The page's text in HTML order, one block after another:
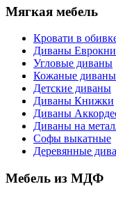
Мягкая мебель
Кровати в
Диваны
Угловые диваны
Кожаные диваны
Детские диваны
Диваны Книжки
Диваны
Диваны на
Софы выкатные
Деревянные
Мебель из МДФ